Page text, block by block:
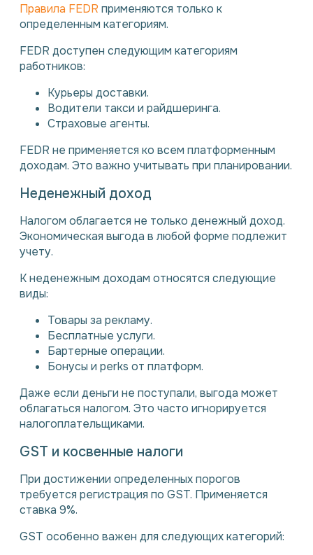
Правила FEDR применяются только к
определенным категориям.
FEDR доступен следующим категориям
работников:
Курьеры доставки.
Водители такси и райдшеринга.
Страховые агенты.
FEDR не применяется ко всем платформенным
доходам. Это важно учитывать при планировании.
Неденежный доход
Налогом облагается не только денежный доход.
Экономическая выгода в любой форме подлежит
учету.
К неденежным доходам относятся следующие
виды:
Товары за рекламу.
Бесплатные услуги.
Бартерные операции.
Бонусы и perks от платформ.
Даже если деньги не поступали, выгода может
облагаться налогом. Это часто игнорируется
налогоплательщиками.
GST и косвенные налоги
При достижении определенных порогов
требуется регистрация по GST. Применяется
ставка 9%.
GST особенно важен для следующих категорий: